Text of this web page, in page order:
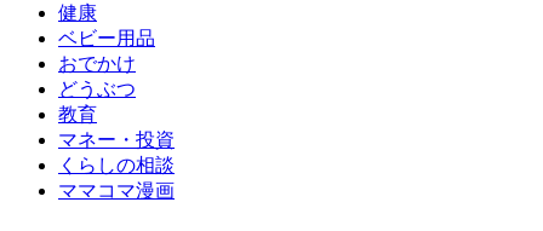
健康
ベビー用品
おでかけ
どうぶつ
教育
マネー・投資
くらしの相談
ママコマ漫画